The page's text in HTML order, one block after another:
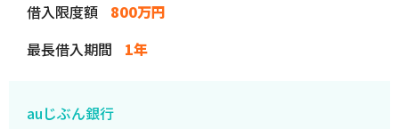
借入限度額
800万円
最長借入期間
1年
auじぶん銀行